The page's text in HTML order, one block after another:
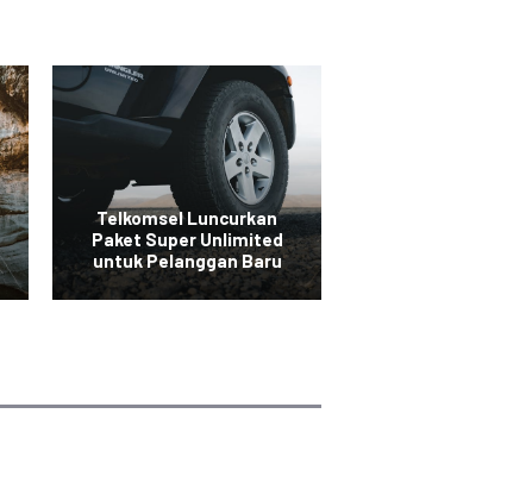
Telkomsel Luncurkan
Paket Super Unlimited
untuk Pelanggan Baru